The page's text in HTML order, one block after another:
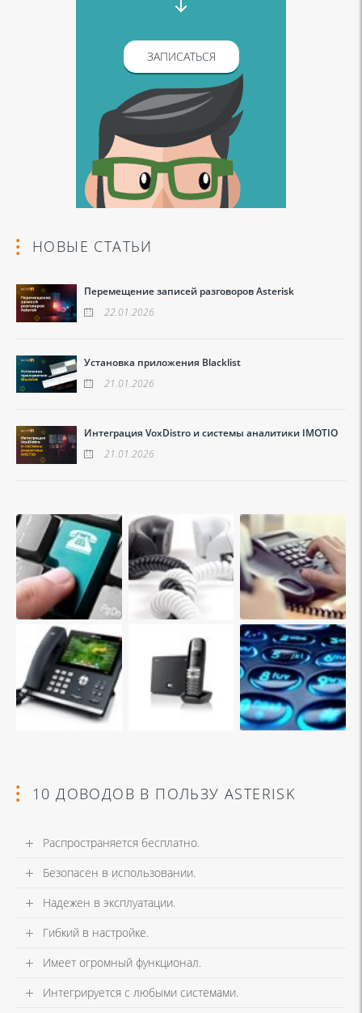
ЗАПИСАТЬСЯ
НОВЫЕ СТАТЬИ
Перемещение записей разговоров Asterisk
22.01.2026
Установка приложения Blacklist
21.01.2026
Интеграция VoxDistro и системы аналитики IMOTIO
21.01.2026
10 ДОВОДОВ В ПОЛЬЗУ ASTERISK
Распространяется бесплатно.
Безопасен в использовании.
Надежен в эксплуатации.
Гибкий в настройке.
Имеет огромный функционал.
Интегрируется с любыми системами.